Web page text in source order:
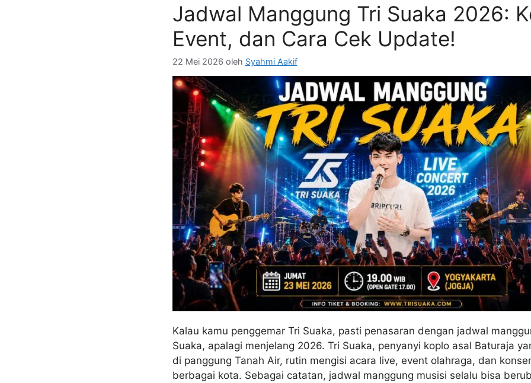
Jadwal Manggung Tri Suaka 2026:
Event, dan Cara Cek Update!
22 Mei 2026 oleh Syahmi Aakif
Kalau kamu penggemar Tri Suaka, pasti penasaran dengan jadwal
Suaka, apalagi menjelang 2026. Tri Suaka, penyanyi koplo asal Baturaja
di panggung Tanah Air, rutin mengisi acara live, event olahraga, dan
berbagai kota. Sebagai catatan, jadwal manggung musisi selalu bisa